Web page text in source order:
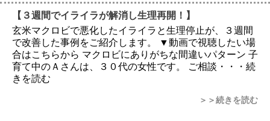
【３週間でイライラが解消し生理再開！】
玄米マクロビで悪化したイライラと生理停止が、３週間
で改善した事例をご紹介します。 ▼動画で視聴したい場
合はこちらから マクロビにありがちな間違いパターン 子
育て中のＡさんは、３０代の女性です。 ご相談・・・続
きを読む
＞＞続きを読む